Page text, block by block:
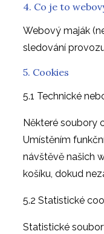
4. Co je to
Webový maják
sledování
5. Cookies
5.1 Technické
Některé soubory
Umístěním
návštěvě našich
košíku, dokud
5.2 Statistické
Statistické